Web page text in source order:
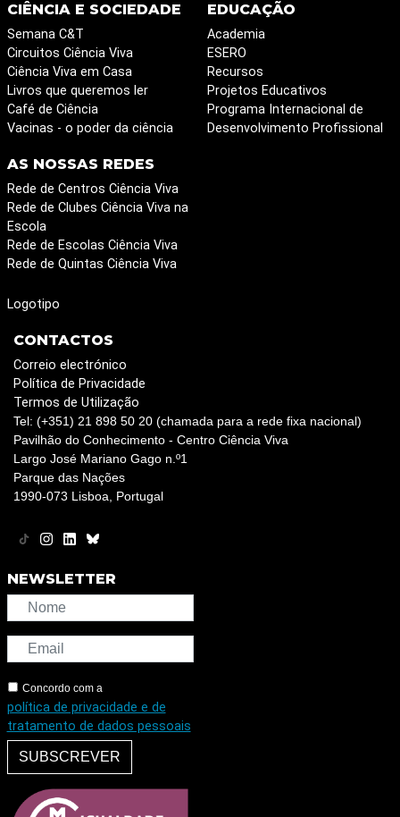
CIÊNCIA E SOCIEDADE
Semana C&T
Circuitos Ciência Viva
Ciência Viva em Casa
Livros que queremos ler
Café de Ciência
Vacinas - o poder da ciência
EDUCAÇÃO
Academia
ESERO
Recursos
Projetos Educativos
Programa Internacional de
Desenvolvimento Profissional
AS NOSSAS REDES
Rede de Centros Ciência Viva
Rede de Clubes Ciência Viva na
Escola
Rede de Escolas Ciência Viva
Rede de Quintas Ciência Viva
Logotipo
CONTACTOS
Correio electrónico
Política de Privacidade
Termos de Utilização
Tel: (+351) 21 898 50 20 (chamada para a rede fixa nacional)
Pavilhão do Conhecimento - Centro Ciência Viva
Largo José Mariano Gago n.º1
Parque das Nações
1990-073 Lisboa, Portugal
NEWSLETTER
Concordo com a
política de privacidade e de
tratamento de dados pessoais
SUBSCREVER